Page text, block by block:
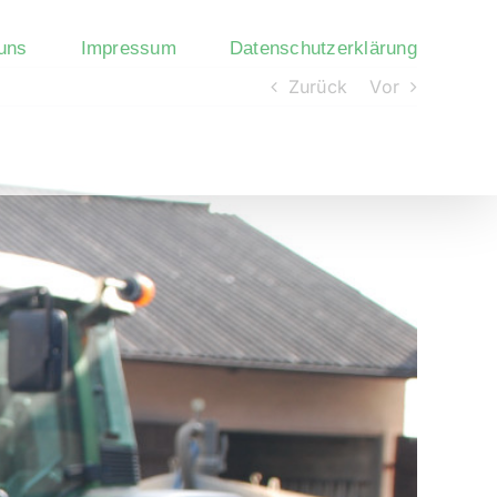
Impressum Datenschutzerklärung
Zurück Vor